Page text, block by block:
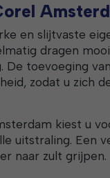
en slijtvaste
dragen
De toevoeging
zodat u zich
kiest u
uitstraling. Een
naar zult grijpen.